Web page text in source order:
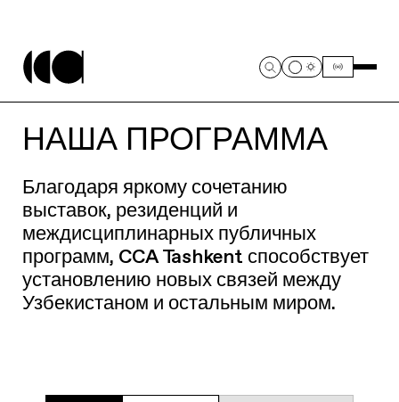
НАША ПРОГРАММА
Благодаря яркому сочетанию
выставок, резиденций и
междисциплинарных публичных
программ, CCA Tashkent способствует
установлению новых связей между
Узбекистаном и остальным миром.